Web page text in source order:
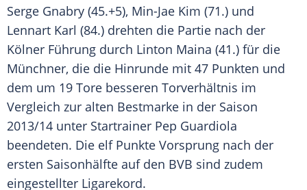
Serge Gnabry (45.+5), Min-Jae Kim (71.) und
Lennart Karl (84.) drehten die Partie nach der
Kölner Führung durch Linton Maina (41.) für die
Münchner, die die Hinrunde mit 47 Punkten und
dem um 19 Tore besseren Torverhältnis im
Vergleich zur alten Bestmarke in der Saison
2013/14 unter Startrainer Pep Guardiola
beendeten. Die elf Punkte Vorsprung nach der
ersten Saisonhälfte auf den BVB sind zudem
eingestellter Ligarekord.